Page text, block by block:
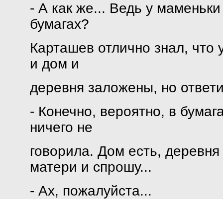
- А как же... Ведь у
бумагах?
Карташев отлично знал, что
и дом и
деревня заложены, но
- Конечно, вероятно, в
ничего не
говорила. Дом есть,
матери и спрошу...
- Ах, пожалуйста...